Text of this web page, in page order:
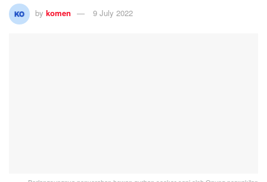
by komen 9 July 2022